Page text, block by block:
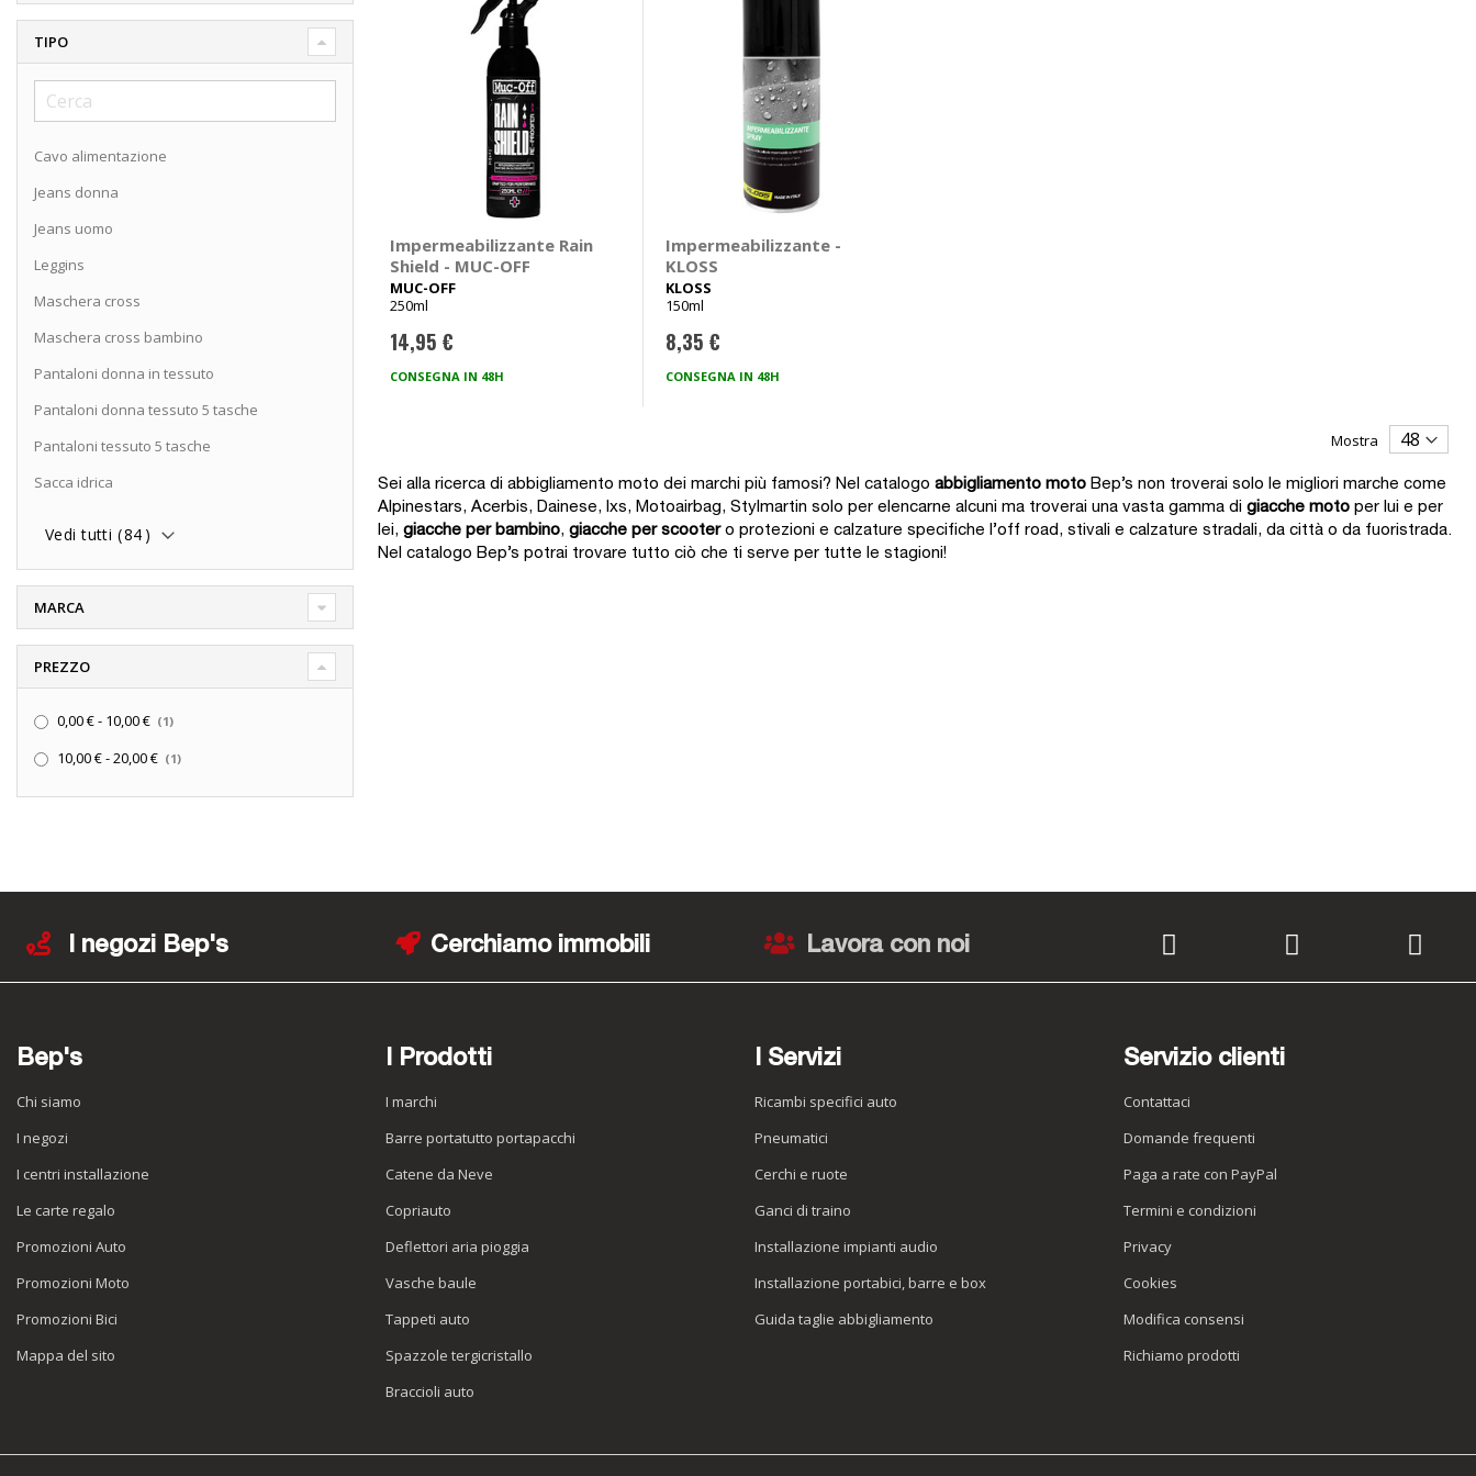
Impermeabilizzante Rain
Shield - MUC-OFF
MUC-OFF
250ml
14,95 €
CONSEGNA IN 48H
Impermeabilizzante -
KLOSS
KLOSS
150ml
8,35 €
CONSEGNA IN 48H
Mostra
Sei alla ricerca di abbigliamento moto dei marchi più famosi? Nel catalogo abbigliamento motoBep’s non troverai solo le migliori marche come
Alpinestars, Acerbis, Dainese, Ixs, Motoairbag, Stylmartin solo per elencarne alcuni ma troverai una vasta gamma di giacche motoper lui e per
lei, giacche per bambino, giacche per scootero protezioni e calzature specifiche l’off road, stivali e calzature stradali, da città o da fuoristrada.
Nel catalogo Bep’s potrai trovare tutto ciò che ti serve per tutte le stagioni!
TIPO
Cavo alimentazione
Jeans donna
Jeans uomo
Leggins
Maschera cross
Maschera cross bambino
Pantaloni donna in tessuto
Pantaloni donna tessuto 5 tasche
Pantaloni tessuto 5 tasche
Sacca idrica
Vedi tutti (84 )
MARCA
PREZZO
0,00 €- 10,00 € 1
10,00 €-20,00 € 1
I negozi Bep's Cerchiamo immobili Lavora con noi
Bep's
Chi siamo
I negozi
I centri installazione
Le carte regalo
Promozioni Auto
Promozioni Moto
Promozioni Bici
Mappa del sito
I Prodotti
I marchi
Barre portatutto portapacchi
Catene da Neve
Copriauto
Deflettori aria pioggia
Vasche baule
Tappeti auto
Spazzole tergicristallo
Braccioli auto
I Servizi
Ricambi specifici auto
Pneumatici
Cerchi e ruote
Ganci di traino
Installazione impianti audio
Installazione portabici, barre e box
Guida taglie abbigliamento
Servizio clienti
Contattaci
Domande frequenti
Paga a rate con PayPal
Termini e condizioni
Privacy
Cookies
Modifica consensi
Richiamo prodotti